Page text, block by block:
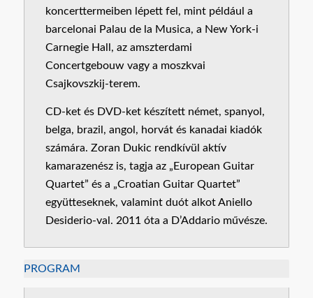
koncerttermeiben lépett fel, mint például a
barcelonai Palau de la Musica, a New York-i
Carnegie Hall, az amszterdami
Concertgebouw vagy a moszkvai
Csajkovszkij-terem.
CD-ket és DVD-ket készített német, spanyol,
belga, brazil, angol, horvát és kanadai kiadók
számára. Zoran Dukic rendkívül aktív
kamarazenész is, tagja az „European Guitar
Quartet” és a „Croatian Guitar Quartet”
együtteseknek, valamint duót alkot Aniello
Desiderio-val. 2011 óta a D’Addario művésze.
PROGRAM